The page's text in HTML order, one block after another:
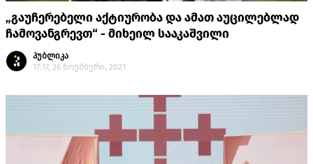
„გაუჩერებელი აქტიურობა და ამათ აუცილებლად
ჩამოვანგრევთ“ - მიხეილ სააკაშვილი
პუბლიკა
17:17, 26 ნოემბერი, 2021